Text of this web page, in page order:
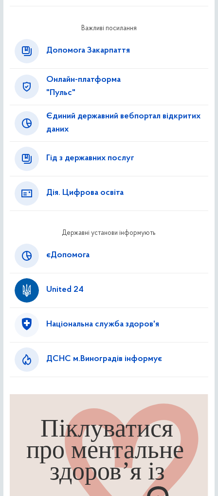
Важливі посилання
Допомога Закарпаття
Онлайн-платформа
"Пульс"
Єдиний державний вебпортал відкритих
даних
Гід з державних послуг
Дія. Цифрова освіта
Державні установи інформують
єДопомога
United 24
Національна служба здоров'я
ДСНС м.Виноградів інформує